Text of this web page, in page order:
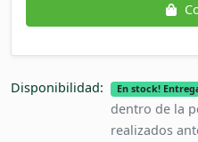
Disponibilidad: En stock!
dentro de la
realizados